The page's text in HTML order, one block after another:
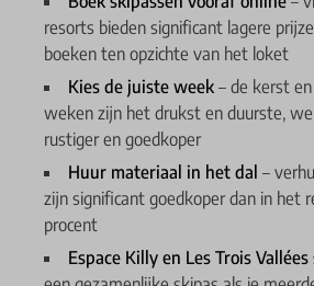
resorts bieden significant lagere
boeken ten opzichte van het loket
Kies de juiste week – de kerst
weken zijn het drukst en duurste,
rustiger en goedkoper
Huur materiaal in het dal –
zijn significant goedkoper dan in het
procent
Espace Killy en Les Trois Vallées